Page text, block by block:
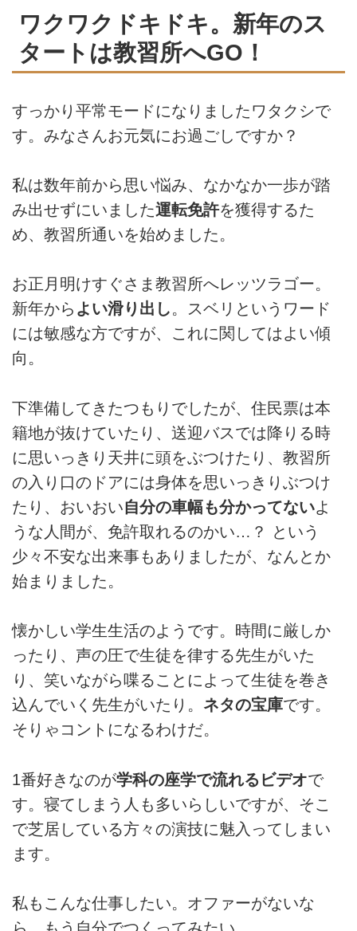
ワクワクドキドキ。新年のス
タートは教習所へGO！
すっかり平常モードになりましたワタクシで
す。みなさんお元気にお過ごしですか？
私は数年前から思い悩み、なかなか一歩が踏
み出せずにいました運転免許を獲得するた
め、教習所通いを始めました。
お正月明けすぐさま教習所へレッツラゴー。
新年から よい滑り出し。スベリというワード
には敏感な方ですが、これに関してはよい傾
向。
下準備してきたつもりでしたが、住民票は本
籍地が抜けていたり、送迎バスでは降りる時
に思いっきり天井に頭をぶつけたり、教習所
の入り口のドアには身体を思いっきりぶつけ
たり、おいおい自分の車幅も分かってないよ
うな人間が、免許取れるのかい…？ という
少々不安な出来事もありましたが、なんとか
始まりました。
懐かしい学生生活のようです。時間に厳しか
ったり、声の圧で生徒を律する先生がいた
り、笑いながら喋ることによって生徒を巻き
込んでいく先生がいたり。 ネタの宝庫です。
そりゃコントになるわけだ。
1番好きなのが学科の座学で流れるビデオで
す。寝てしまう人も多いらしいですが、そこ
で芝居している方々の演技に魅入ってしまい
ます。
私もこんな仕事したい。オファーがないな